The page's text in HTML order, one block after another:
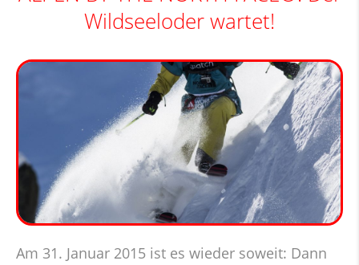
Wildseeloder wartet!
Am 31. Januar 2015 ist es wieder soweit: Dann